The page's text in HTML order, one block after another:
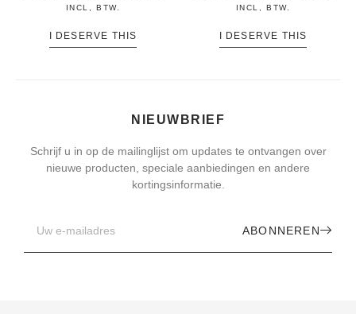
INCL, BTW.
I DESERVE THIS
INCL, BTW.
I DESERVE THIS
NIEUWBRIEF
Schrijf u in op de mailinglijst om updates te ontvangen over
nieuwe producten, speciale aanbiedingen en andere
kortingsinformatie.
ABONNEREN